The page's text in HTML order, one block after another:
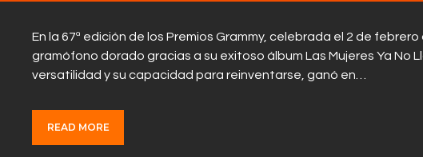
En la 67ª edición de los Premios Grammy, celebrada el 2 de
gramófono dorado gracias a su exitoso álbum Las Mujeres Ya No
versatilidad y su capacidad para reinventarse, ganó en…
READ MORE